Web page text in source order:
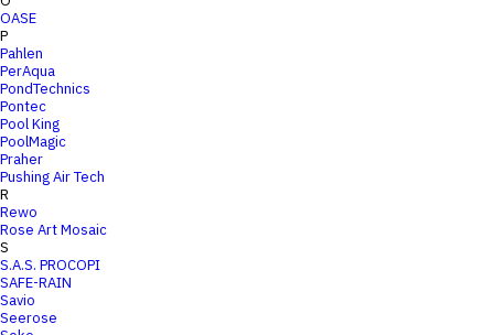
OASE
P
Pahlen
PerAqua
PondTechnics
Pontec
Pool King
PoolMagic
Praher
Pushing Air Tech
R
Rewo
Rose Art Mosaic
S
S.A.S. PROCOPI
SAFE-RAIN
Savio
Seerose